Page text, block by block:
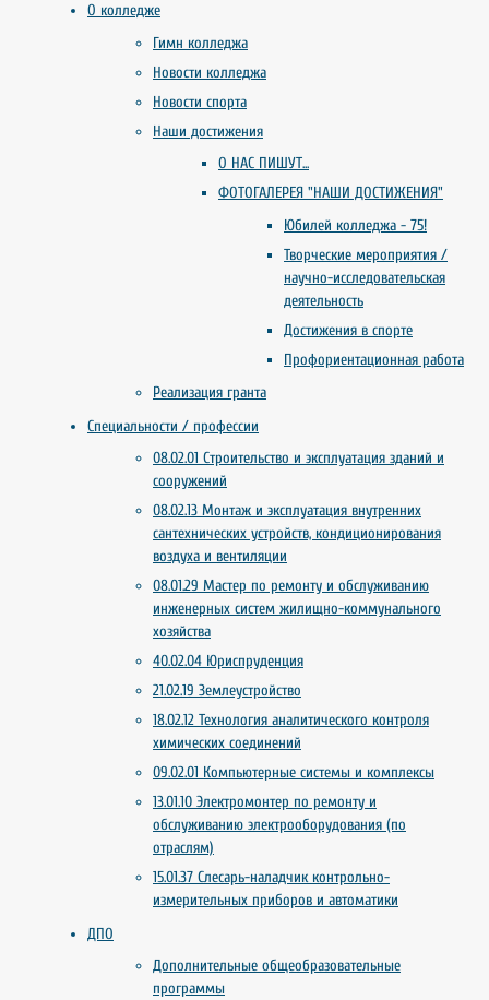
О колледже
Гимн колледжа
Новости колледжа
Новости спорта
Наши достижения
О НАС ПИШУТ...
ФОТОГАЛЕРЕЯ "НАШИ ДОСТИЖЕНИЯ"
Юбилей колледжа - 75!
Творческие мероприятия /
научно-исследовательская
деятельность
Достижения в спорте
Профориентационная работа
Реализация гранта
Специальности / профессии
08.02.01 Строительство и эксплуатация зданий и
сооружений
08.02.13 Монтаж и эксплуатация внутренних
сантехнических устройств, кондиционирования
воздуха и вентиляции
08.01.29 Мастер по ремонту и обслуживанию
инженерных систем жилищно-коммунального
хозяйства
40.02.04 Юриспруденция
21.02.19 Землеустройство
18.02.12 Технология аналитического контроля
химических соединений
09.02.01 Компьютерные системы и комплексы
13.01.10 Электромонтер по ремонту и
обслуживанию электрооборудования (по
отраслям)
15.01.37 Слесарь-наладчик контрольно-
измерительных приборов и автоматики
ДПО
Дополнительные общеобразовательные
программы